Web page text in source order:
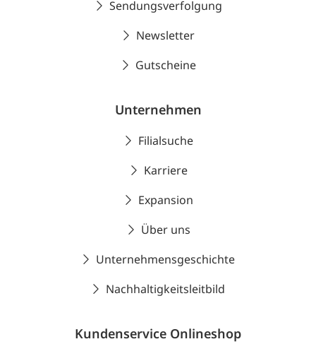
Sendungsverfolgung
Newsletter
Gutscheine
Unternehmen
Filialsuche
Karriere
Expansion
Über uns
Unternehmensgeschichte
Nachhaltigkeitsleitbild
Kundenservice Onlineshop